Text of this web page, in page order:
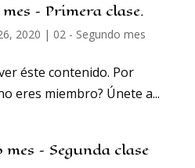
– Primera clase.
2020 | 02 - Segundo mes
éste contenido. Por
eres miembro? Únete a...
– Segunda clase